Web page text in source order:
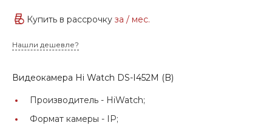
Купить в рассрочку за / мес.
Нашли дешевле?
Видеокамера Hi Watch DS-I452M (B)
Производитель - HiWatch;
Формат камеры - IP;